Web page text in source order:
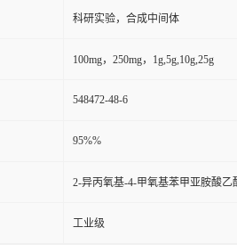
科研实验，合成中间体
100mg，250mg，1g,5g,10g,25g
548472-48-6
95%%
2-异丙氧基-4-甲氧基苯甲亚胺酸乙
工业级